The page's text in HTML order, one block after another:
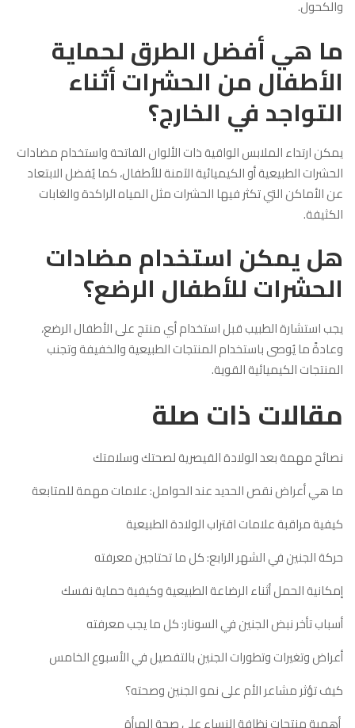
والكحول.
ما هي أفضل الطرق لحماية
الأطفال من الحشرات أثناء
التواجد في الخارج؟
يمكن ارتداء الملابس الواقية ذات الألوان الفاتحة واستخدام مضادات
الحشرات الطبيعية أو الكيميائية الآمنة للأطفال، كما يُفضل الابتعاد
عن الأماكن التي تكثر فيها الحشرات مثل المياه الراكدة والغابات
الكثيفة.
هل يمكن استخدام مضادات
الحشرات للأطفال الرضع؟
يجب استشارة الطبيب قبل استخدام أي منتج على الأطفال الرضع،
وعادةً ما يُوصى باستخدام المنتجات الطبيعية والخفيفة وتجنب
المنتجات الكيميائية القوية.
مقالات ذات صلة
نصائح مهمة بعد الولادة القيصرية لصحتك وسلامتك
ما هي أعراض نقص الحديد عند الحوامل: علامات مهمة للمتابعة
كيفية مراقبة علامات اقتراب الولادة الطبيعية
حركة الجنين في الشهر الرابع: كل ما تحتاجين معرفته
إمكانية الحمل أثناء الرضاعة الطبيعية وكيفية حماية نفسك
أسباب تأخر نبض الجنين في السونار: كل ما يجب معرفته
أعراض وتغيرات وتطورات الجنين بالتفصيل في الأسبوع الخامس
كيف تؤثر مشاعر الأم على نمو الجنين وصحته؟
أهمية منتجات نظافة النساء على صحة المرأة